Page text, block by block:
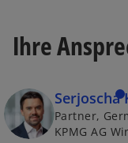
Ihre
Serjoscha
Partner,
KPMG AG